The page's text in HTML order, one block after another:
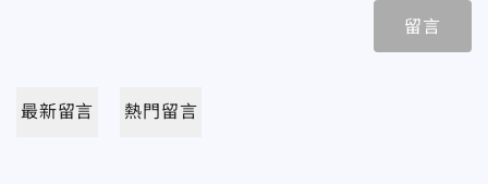
留言
最新留言 熱門留言